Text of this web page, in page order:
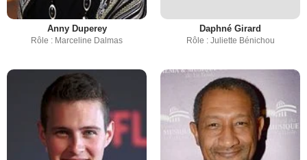
Anny Duperey
Rôle : Marceline Dalmas
Daphné Girard
Rôle : Juliette Bénichou